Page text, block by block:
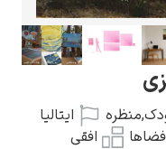
ایتالیا
افقی